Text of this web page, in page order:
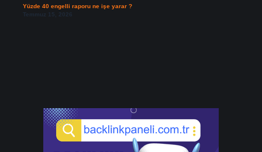
Yüzde 40 engelli raporu ne işe yarar ?
Temmuz 15, 2026